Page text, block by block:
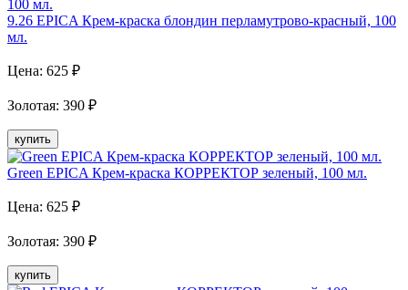
9.26 EPICA Крем-краска блондин перламутрово-красный, 100
мл.
Цена: 625 ₽
Золотая: 390 ₽
купить
Green EPICA Крем-краска КОРРЕКТОР зеленый, 100 мл.
Цена: 625 ₽
Золотая: 390 ₽
купить